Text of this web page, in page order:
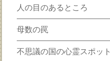
人の目のあるところ
母数の罠
不思議の国の心霊スポット